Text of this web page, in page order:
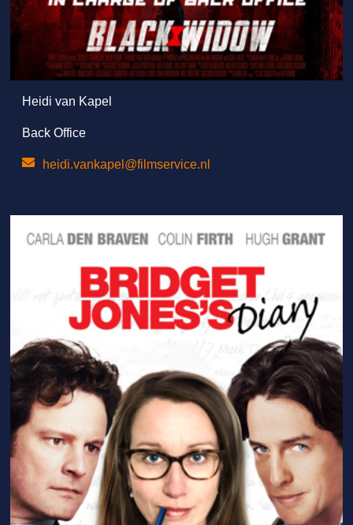
Heidi van Kapel
Back Office
heidi.vankapel@filmservice.nl